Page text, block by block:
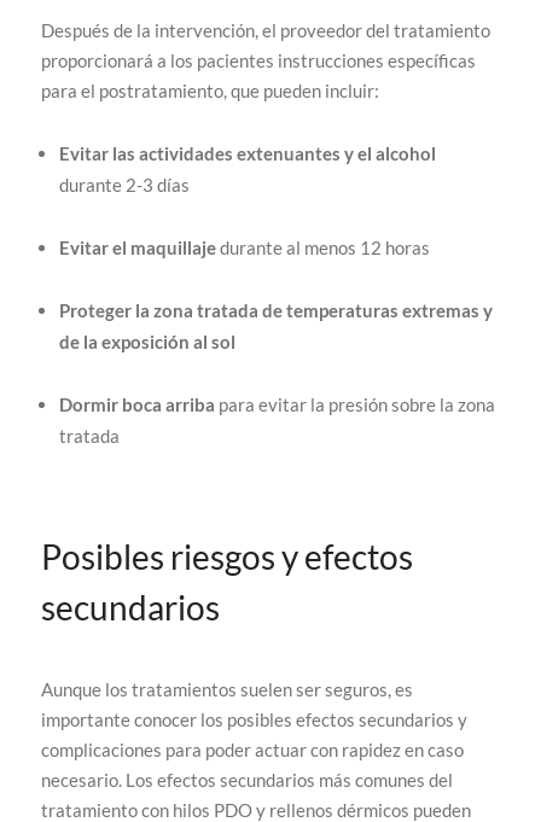
Después de la intervención, el proveedor del tratamiento
proporcionará a los pacientes instrucciones específicas
para el postratamiento, que pueden incluir:
Evitar las actividades extenuantes y el alcohol
durante 2-3 días
Evitar el maquillajedurante al menos 12 horas
Proteger la zona tratada de temperaturas extremas y
de la exposición al sol
Dormir boca arriba para evitar la presión sobre la zona
tratada
Posibles riesgos y efectos
secundarios
Aunque los tratamientos suelen ser seguros, es
importante conocer los posibles efectos secundarios y
complicaciones para poder actuar con rapidez en caso
necesario. Los efectos secundarios más comunes del
tratamiento con hilos PDO y rellenos dérmicos pueden